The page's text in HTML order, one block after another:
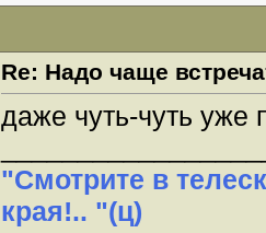
Re: Надо чаще
даже чуть-чуть уже
"Смотрите в
края!.. "(ц)